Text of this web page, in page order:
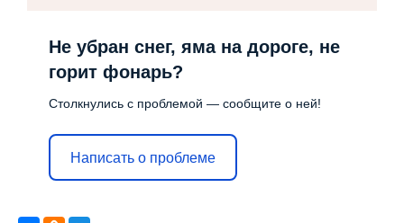
Не убран снег, яма на дороге, не
горит фонарь?
Столкнулись с проблемой — сообщите о ней!
Написать о проблеме